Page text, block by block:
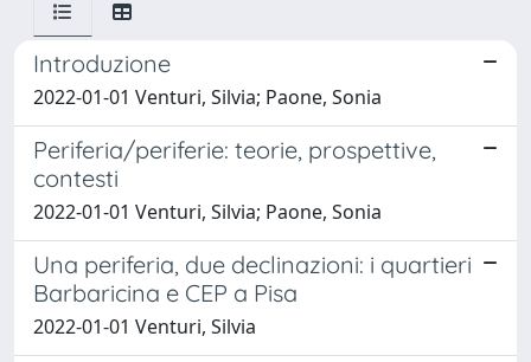
Introduzione
2022-01-01 Venturi, Silvia; Paone, Sonia
Periferia/periferie: teorie, prospettive,
contesti
2022-01-01 Venturi, Silvia; Paone, Sonia
Una periferia, due declinazioni: i quartieri
Barbaricina e CEP a Pisa
2022-01-01 Venturi, Silvia